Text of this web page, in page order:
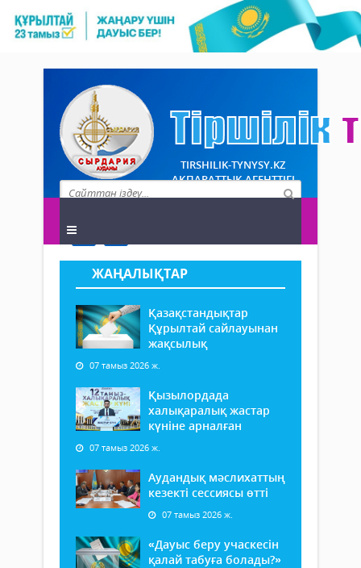
TIRSHILIK-TYNYSY.KZ
АҚПАРАТТЫҚ АГЕНТТІГІ
ЖАҢАЛЫҚТАР
Қазақстандықтар
Құрылтай сайлауынан
жақсылық
07 тамыз 2026 ж.
Қызылордада
халықаралық жастар
күніне арналған
07 тамыз 2026 ж.
Аудандық мәслихаттың
кезекті сессиясы өтті
07 тамыз 2026 ж.
«Дауыс беру учаскесін
қалай табуға болады?»